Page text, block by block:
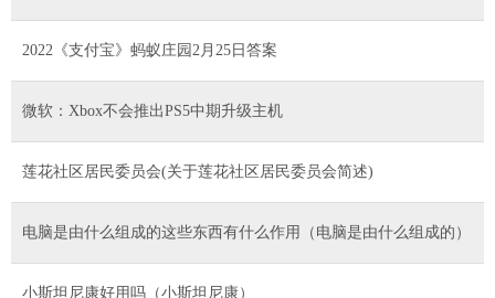
2022《支付宝》蚂蚁庄园2月25日答案
微软：Xbox不会推出PS5中期升级主机
莲花社区居民委员会(关于莲花社区居民委员会简述)
电脑是由什么组成的这些东西有什么作用（电脑是由什么组成的）
小斯坦尼康好用吗（小斯坦尼康）